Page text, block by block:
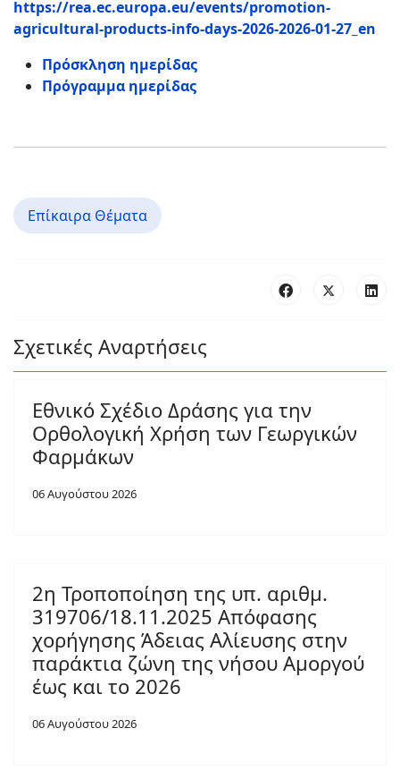
https://rea.ec.europa.eu/events/promotion-
agricultural-products-info-days-2026-2026-01-27_en
Πρόσκληση ημερίδας
Πρόγραμμα ημερίδας
Επίκαιρα Θέματα
Σχετικές Αναρτήσεις
Εθνικό Σχέδιο Δράσης για την
Ορθολογική Χρήση των Γεωργικών
Φαρμάκων
06 Αυγούστου 2026
2η Τροποποίηση της υπ. αριθμ.
319706/18.11.2025 Απόφασης
χορήγησης Άδειας Αλίευσης στην
παράκτια ζώνη της νήσου Αμοργού
έως και το 2026
06 Αυγούστου 2026